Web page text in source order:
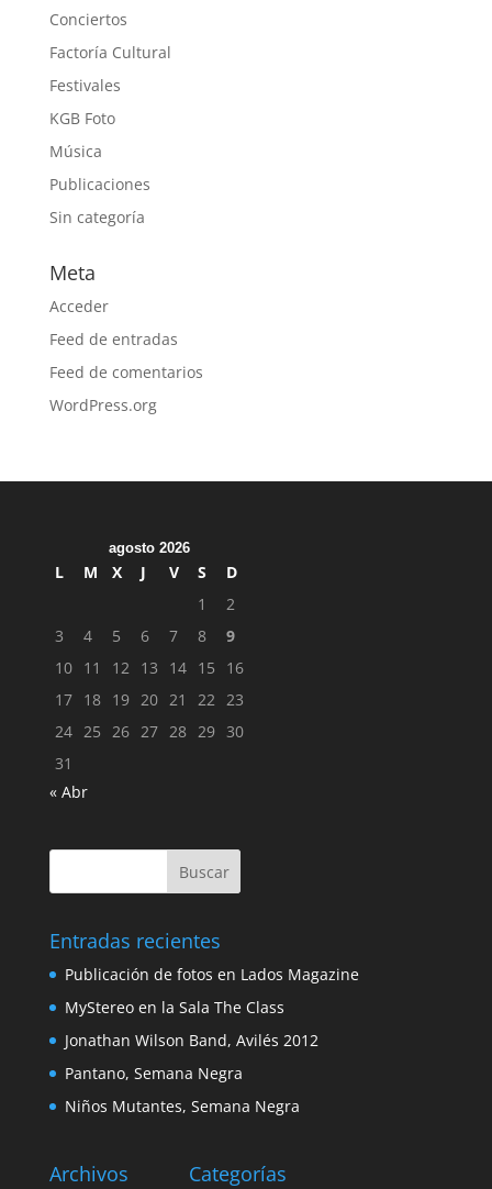
Conciertos
Factoría Cultural
Festivales
KGB Foto
Música
Publicaciones
Sin categoría
Meta
Acceder
Feed de entradas
Feed de comentarios
WordPress.org
agosto 2026
L M X J V S
D
1
2
3
4 5 6 7 8
9
10 11 12 13 14 15
16
17 18 19 20 21 22
23
24 25 26 27 28 29 30
31
« Abr
Entradas recientes
Publicación de fotos en Lados Magazine
MyStereo en la Sala The Class
Jonathan Wilson Band, Avilés 2012
Pantano, Semana Negra
Niños Mutantes, Semana Negra
Archivos Categorías